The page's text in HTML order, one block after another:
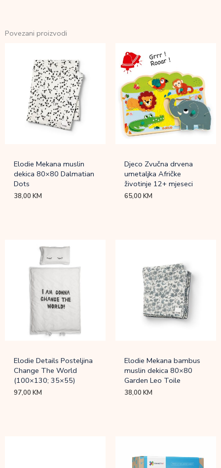
Povezani proizvodi
Elodie Mekana muslin
dekica 80×80 Dalmatian
Dots
38,00KM
Djeco Zvučna drvena
umetaljka Afričke
životinje 12+ mjeseci
65,00KM
Elodie Details Posteljina
Change The World
(100×130; 35×55)
97,00KM
Elodie Mekana bambus
muslin dekica 80×80
Garden Leo Toile
38,00KM